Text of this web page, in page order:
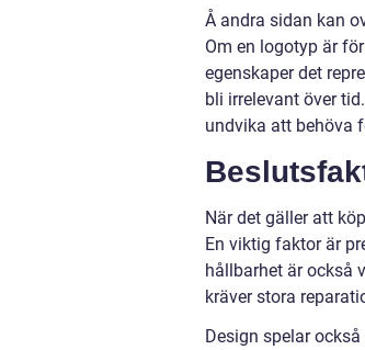
Å andra sidan kan
Om en logotyp är
egenskaper det
bli irrelevant över
undvika att behöva
När det gäller att
En viktig faktor är
hållbarhet är också
kräver stora
Design spelar